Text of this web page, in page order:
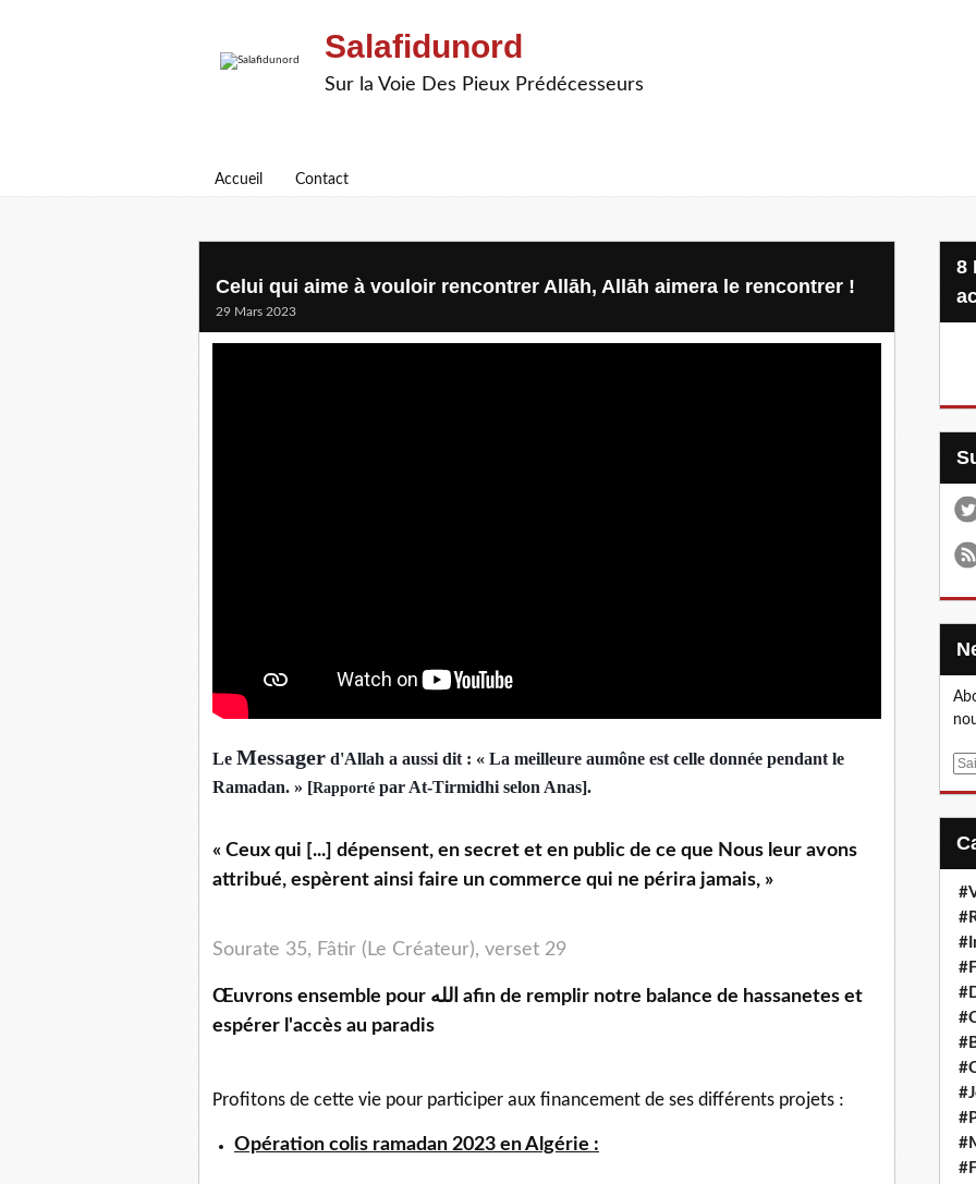
Salafidunord
Sur la Voie Des Pieux Prédécesseurs
Accueil Contact
Celui qui aime à vouloir rencontrer Allāh, Allāh aimera le rencontrer !
29 Mars 2023
Le Messager d'Allah a aussi dit : « La meilleure aumône est celle donnée pendant le
Ramadan. » [Rapporté par At-Tirmidhi selon Anas].
« Ceux qui [...] dépensent, en secret et en public de ce que Nous leur avons
attribué, espèrent ainsi faire un commerce qui ne périra jamais, »
Sourate 35, Fâtir (Le Créateur), verset 29
Œuvrons ensemble pour الله afin de remplir notre balance de hassanetes et
espérer l'accès au paradis
Profitons de cette vie pour participer aux financement de ses différents projets :
Opération colis ramadan 2023 en Algérie :
8 Projets, 20 €, une seule
E